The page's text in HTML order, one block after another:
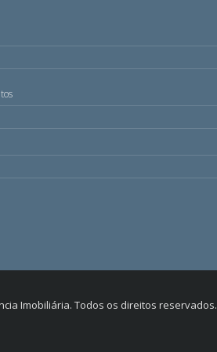
Imobiliária. Todos os direitos reservados.